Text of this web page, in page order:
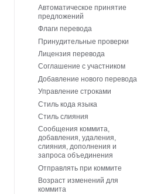
Автоматическое принятие
предложений
Флаги перевода
Принудительные проверки
Лицензия перевода
Соглашение с участником
Добавление нового перевода
Управление строками
Стиль кода языка
Стиль слияния
Сообщения коммита,
добавления, удаления,
слияния, дополнения и
запроса объединения
Отправлять при коммите
Возраст изменений для
коммита